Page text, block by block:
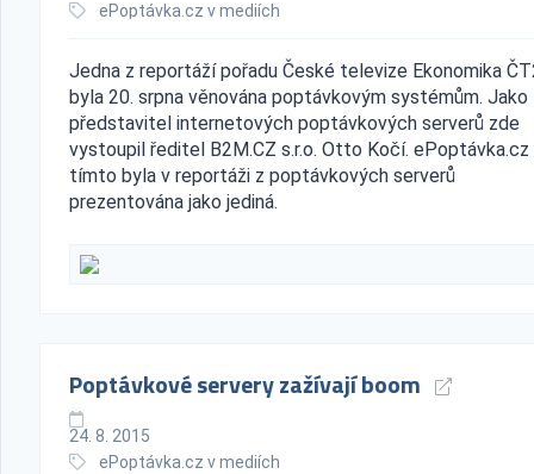
ePoptávka.cz v mediích
Jedna z reportáží pořadu České televize Ekonomika
byla 20. srpna věnována poptávkovým systémům. Jako
představitel internetových poptávkových serverů zde
vystoupil ředitel B2M.CZ s.r.o. Otto Kočí. ePoptávka.cz
tímto byla v reportáži z poptávkových serverů
prezentována jako jediná.
Poptávkové servery zažívají boom
24. 8. 2015
ePoptávka.cz v mediích